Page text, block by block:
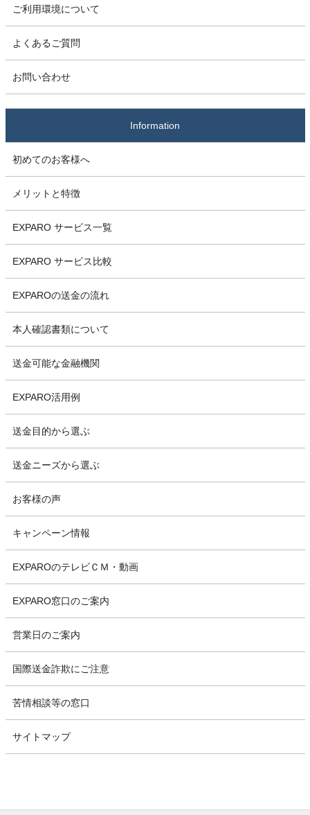
ご利用環境について
よくあるご質問
お問い合わせ
Information
初めてのお客様へ
メリットと特徴
EXPARO サービス一覧
EXPARO サービス比較
EXPAROの送金の流れ
本人確認書類について
送金可能な金融機関
EXPARO活用例
送金目的から選ぶ
送金ニーズから選ぶ
お客様の声
キャンペーン情報
EXPAROのテレビＣＭ・動画
EXPARO窓口のご案内
営業日のご案内
国際送金詐欺にご注意
苦情相談等の窓口
サイトマップ